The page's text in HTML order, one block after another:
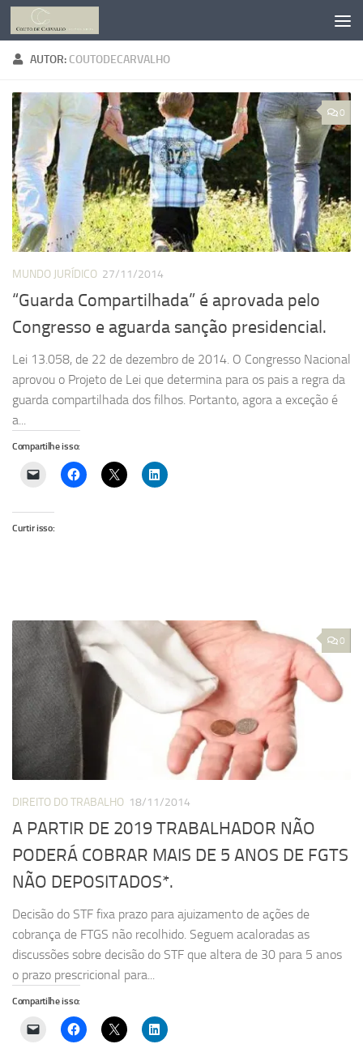
Skip to content
AUTOR: COUTODECARVALHO
0
MUNDO JURÍDICO 27/11/2014
“Guarda Compartilhada” é aprovada pelo
Congresso e aguarda sanção presidencial.
Lei 13.058, de 22 de dezembro de 2014. O Congresso Nacional
aprovou o Projeto de Lei que determina para os pais a regra da
guarda compartilhada dos filhos. Portanto, agora a exceção é
a...
Compartilhe isso:
Curtir isso:
0
DIREITO DO TRABALHO 18/11/2014
A PARTIR DE 2019 TRABALHADOR NÃO
PODERÁ COBRAR MAIS DE 5 ANOS DE FGTS
NÃO DEPOSITADOS*.
Decisão do STF fixa prazo para ajuizamento de ações de
cobrança de FTGS não recolhido. Seguem acaloradas as
discussões sobre decisão do STF que altera de 30 para 5 anos
o prazo prescricional para...
Compartilhe isso: